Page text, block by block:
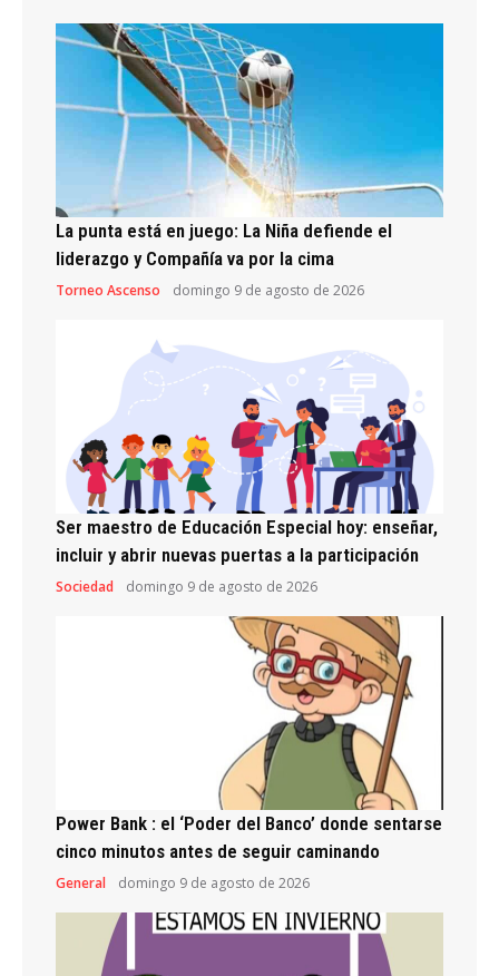
La punta está en juego: La Niña defiende el
liderazgo y Compañía va por la cima
Torneo Ascenso domingo 9 de agosto de 2026
Ser maestro de Educación Especial hoy: enseñar,
incluir y abrir nuevas puertas a la participación
Sociedad domingo 9 de agosto de 2026
Power Bank : el ‘Poder del Banco’ donde sentarse
cinco minutos antes de seguir caminando
General domingo 9 de agosto de 2026